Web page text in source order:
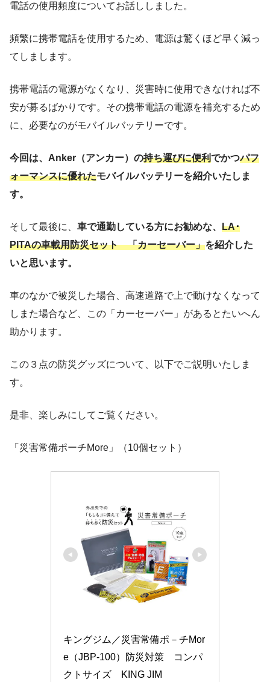
電話の使用頻度についてお話ししました。
頻繁に携帯電話を使用するため、電源は驚くほど早く減っ
てしまします。
携帯電話の電源がなくなり、災害時に使用できなければ不
安が募るばかりです。その携帯電話の電源を補充するため
に、必要なのがモバイルバッテリーです。
今回は、Anker（アンカー）の持ち運びに便利でかつパフ
ォーマンスに優れたモバイルバッテリーを紹介いたしま
す。
そして最後に、 車で通勤している方にお勧めな、 LA･
PITAの車載用防災セット 「カーセーバー」を紹介した
いと思います。
車のなかで被災した場合、高速道路で上で動けなくなって
しまた場合など、この「カーセーバー」があるとたいへん
助かります。
この３点の防災グッズについて、以下でご説明いたしま
す。
是非、楽しみにしてご覧ください。
「災害常備ポーチMore」（10個セット）
キングジム／災害常備ポ－チMor
e（JBP-100）防災対策　コンパ
クトサイズ　KING JIM